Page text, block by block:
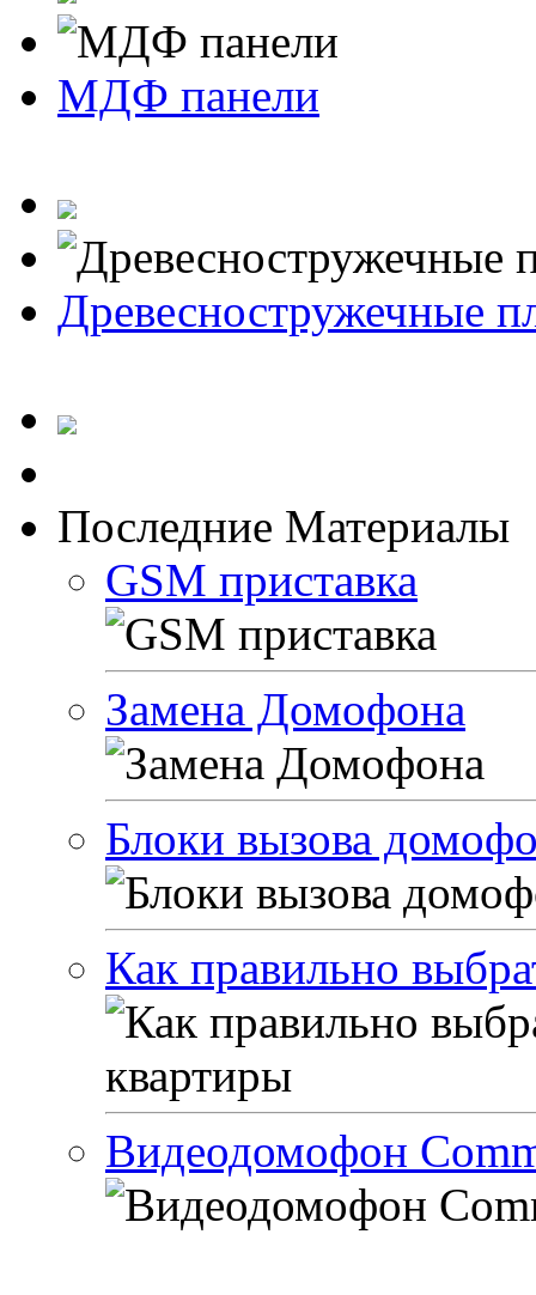
МДФ панели
Древесностружечные
Последние Материалы
GSM приставка
Замена Домофона
Блоки вызова
Как правильно
Видеодомофон